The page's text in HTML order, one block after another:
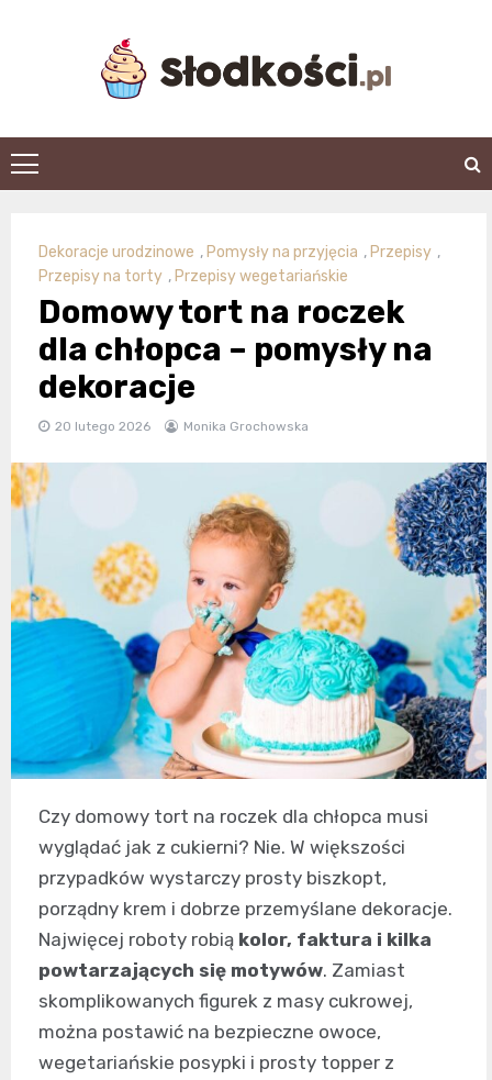
slodkosci.pl
Dekoracje urodzinowe , Pomysły na przyjęcia , Przepisy ,
Przepisy na torty , Przepisy wegetariańskie
Domowy tort na roczek
dla chłopca – pomysły na
dekoracje
20 lutego 2026 Monika Grochowska
Czy domowy tort na roczek dla chłopca musi
wyglądać jak z cukierni? Nie. W większości
przypadków wystarczy prosty biszkopt,
porządny krem i dobrze przemyślane dekoracje.
Najwięcej roboty robią kolor, faktura i kilka
powtarzających się motywów. Zamiast
skomplikowanych figurek z masy cukrowej,
można postawić na bezpieczne owoce,
wegetariańskie posypki i prosty topper z